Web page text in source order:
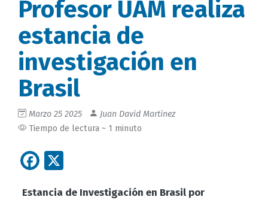
Profesor UAM realiza
estancia de
investigación en
Brasil
Marzo 25 2025
Juan David Martinez
Tiempo de lectura ~ 1 minuto
Facebook
Estancia de Investigación en Brasil por